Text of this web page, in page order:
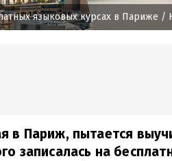
языковых курсах в Париже /
в Париж, пытается
записалась на